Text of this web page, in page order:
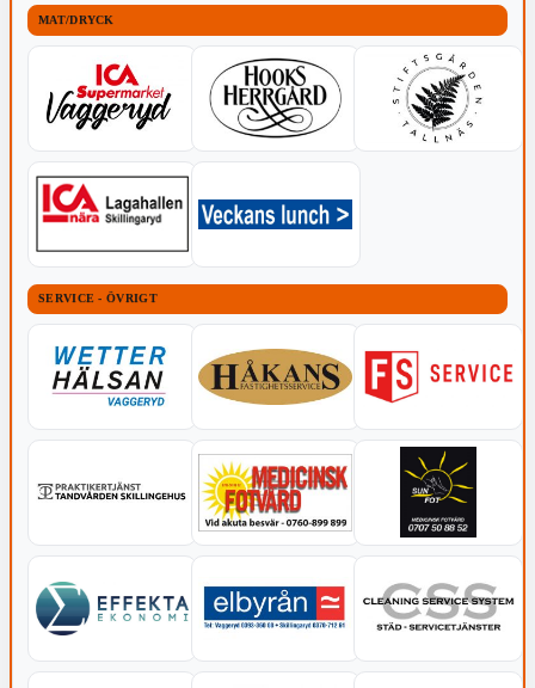
MAT/DRYCK
SERVICE - ÖVRIGT